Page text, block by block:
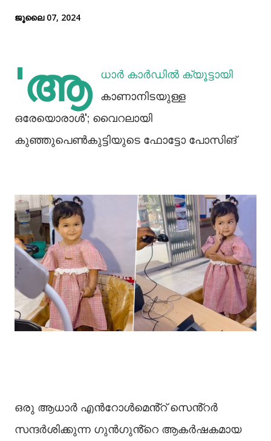
ജൂലൈ 07, 2024
'ആ
ധാര്‍ കാര്‍ഡില്‍ ക്യൂട്ടായി
കാണാനിടയുള്ള
ഒരേയൊരാള്‍'; വൈറലായി
കുഞ്ഞുപെണ്‍കുട്ടിയുടെ ഫോട്ടോ പോസിങ്
ഒരു ആധാർ എൻറോൾമെൻ്റ് സെൻ്റർ
സന്ദർശിക്കുന്ന ഗുൻഗുൻ്റെ ആകർഷകമായ